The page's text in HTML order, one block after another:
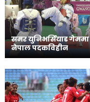
समर युनिभर्सियाड गेममा
नेपाल पदकविहीन